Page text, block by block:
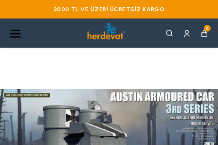
3000 TL VE ÜZERI ÜCRETSIZ KARGO
0